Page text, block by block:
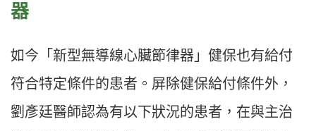
器
如今「新型無導線心臟節律器」健保也有給付
符合特定條件的患者。屏除健保給付條件外，
劉彥廷醫師認為有以下狀況的患者，在與主治